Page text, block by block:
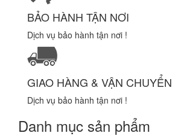
BẢO HÀNH TẬN NƠI
Dịch vụ bảo hành tận nơi !
GIAO HÀNG & VẬN CHUYỂN
Dịch vụ bảo hành tận nơi !
Danh mục sản phẩm